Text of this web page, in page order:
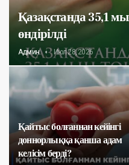
Қазақстанда 35,1
өндірілді
Админ Июл 28, 2026
Қайтыс болғаннан кейінгі
доннорлыққа қанша адам
келісім берді?